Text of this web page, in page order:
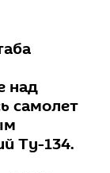
над
самолет
Ту-134.